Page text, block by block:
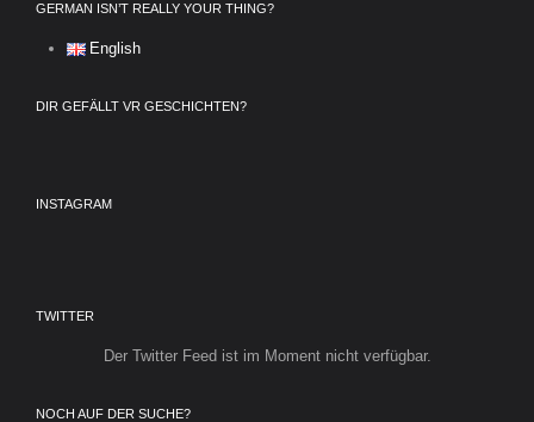
GERMAN ISN’T REALLY YOUR THING?
English
DIR GEFÄLLT VR GESCHICHTEN?
INSTAGRAM
TWITTER
Der Twitter Feed ist im Moment nicht verfügbar.
NOCH AUF DER SUCHE?